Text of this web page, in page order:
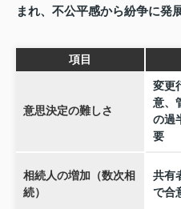
まれ、不公平感から紛争に発
項目
意思決定の難しさ
変更
意、
の過
要
相続人の増加（数次相
続）
共有
で合